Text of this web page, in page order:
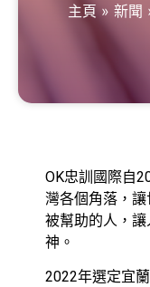
主頁 » 新聞
OK忠訓國際自
灣各個角落，
被幫助的人，
神。
2022年選定宜